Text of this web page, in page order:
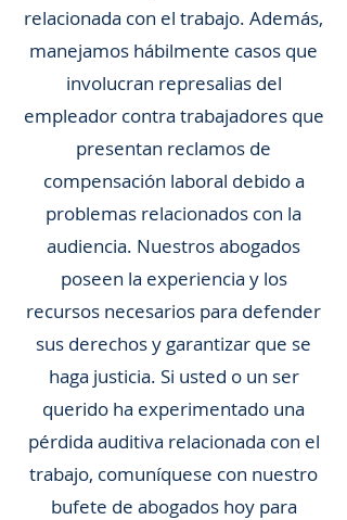
relacionada con el trabajo. Además,
manejamos hábilmente casos que
involucran represalias del
empleador contra trabajadores que
presentan reclamos de
compensación laboral debido a
problemas relacionados con la
audiencia. Nuestros abogados
poseen la experiencia y los
recursos necesarios para defender
sus derechos y garantizar que se
haga justicia. Si usted o un ser
querido ha experimentado una
pérdida auditiva relacionada con el
trabajo, comuníquese con nuestro
bufete de abogados hoy para